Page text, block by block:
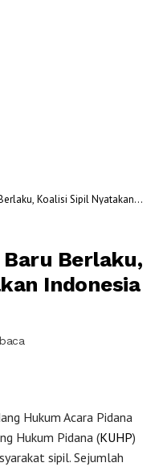
Koalisi Sipil Nyatakan
Baru Berlaku,
Indonesia
Hukum Acara Pidana
Hukum Pidana (KUHP)
sipil. Sejumlah